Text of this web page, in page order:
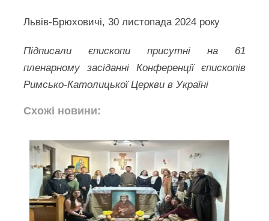
Львів-Брюховичі, 30 листопада 2024 року
Підписали єпископи присутні на 61
пленарному засіданні Конференції єпископів
Римсько-Католицької Церкви в Україні
Схожі новини: